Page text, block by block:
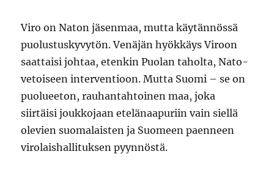
Viro on Naton jäsenmaa, mutta käytännössä
puolustuskyvytön. Venäjän hyökkäys Viroon
saattaisi johtaa, etenkin Puolan taholta, Nato-
vetoiseen interventioon. Mutta Suomi – se on
puolueeton, rauhantahtoinen maa, joka
siirtäisi joukkojaan etelänaapuriin vain siellä
olevien suomalaisten ja Suomeen paenneen
virolaishallituksen pyynnöstä.